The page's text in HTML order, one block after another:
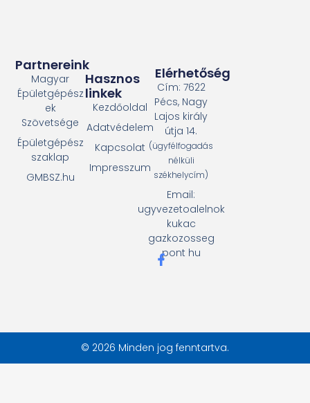
Elérhetőség
Cím: 7622
Pécs, Nagy
Lajos király
útja 14.
(ügyfélfogadás
nélküli
székhelycím)
Email:
ugyvezetoalelnok
kukac
gazkozosseg
pont hu
Hasznos
linkek
Kezdőoldal
Adatvédelem
Kapcsolat
Impresszum
Partnereink
Magyar
Épületgépész
ek
Szövetsége
Épületgépész
szaklap
GMBSZ.hu
© 2026 Minden jog fenntartva.